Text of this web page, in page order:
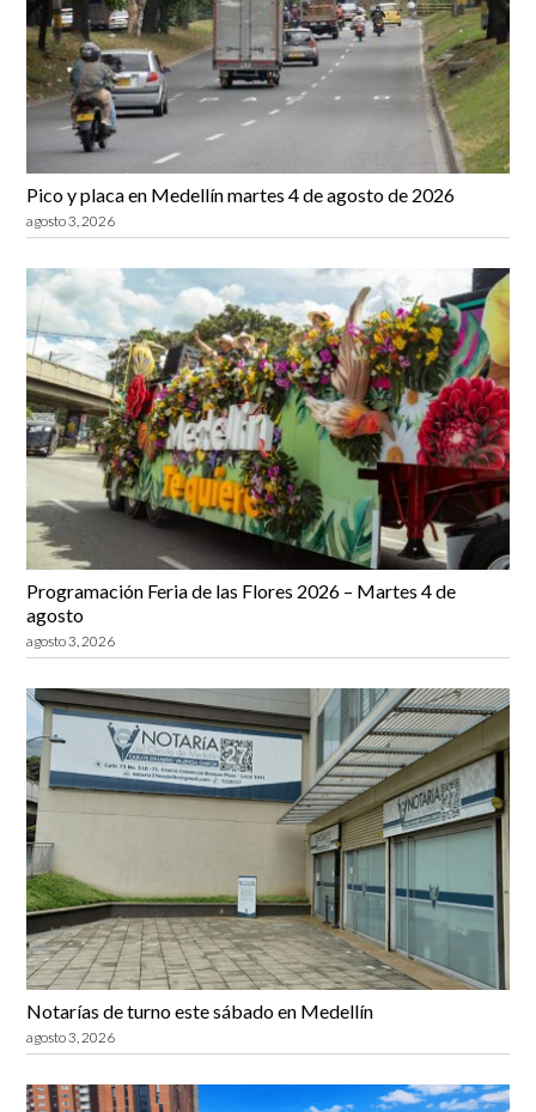
Pico y placa en Medellín martes 4 de agosto de 2026
agosto 3, 2026
Programación Feria de las Flores 2026 – Martes 4 de
agosto
agosto 3, 2026
Notarías de turno este sábado en Medellín
agosto 3, 2026